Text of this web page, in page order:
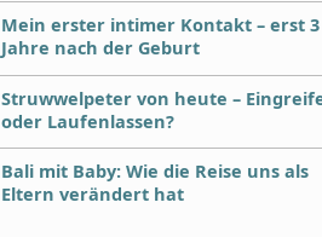
Mein erster intimer Kontakt – erst 3
Jahre nach der Geburt
Struwwelpeter von heute –
oder Laufenlassen?
Bali mit Baby: Wie die Reise uns als
Eltern verändert hat